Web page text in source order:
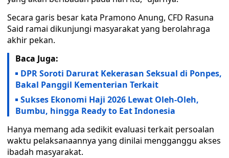
Secara garis besar kata Pramono Anung, CFD Rasuna
Said ramai dikunjungi masyarakat yang berolahraga
akhir pekan.
Baca Juga:
DPR Soroti Darurat Kekerasan Seksual di Ponpes,
Bakal Panggil Kementerian Terkait
Sukses Ekonomi Haji 2026 Lewat Oleh-Oleh,
Bumbu, hingga Ready to Eat Indonesia
Hanya memang ada sedikit evaluasi terkait persoalan
waktu pelaksanaannya yang dinilai mengganggu akses
ibadah masyarakat.